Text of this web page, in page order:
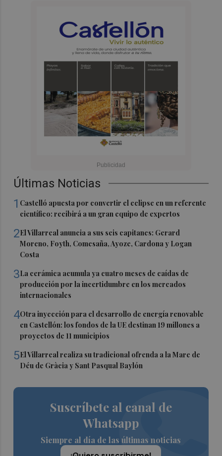
Últimas Noticias
1 Castelló apuesta por convertir el eclipse en un referente
científico: recibirá a un gran equipo de expertos
2El Villarreal anuncia a sus seis capitanes: Gerard
Moreno, Foyth, Comesaña, Ayoze, Cardona y Logan
Costa
3La cerámica acumula ya cuatro meses de caídas de
producción por la incertidumbre en los mercados
internacionales
4Otra inyección para el desarrollo de energía renovable
en Castellón: los fondos de la UE destinan 19 millones a
proyectos de 11 municipios
5El Villarreal realiza su tradicional ofrenda a la Mare de
Déu de Gràcia y Sant Pasqual Baylón
Suscríbete al canal de
Whatsapp
Siempre al día de las últimas noticias